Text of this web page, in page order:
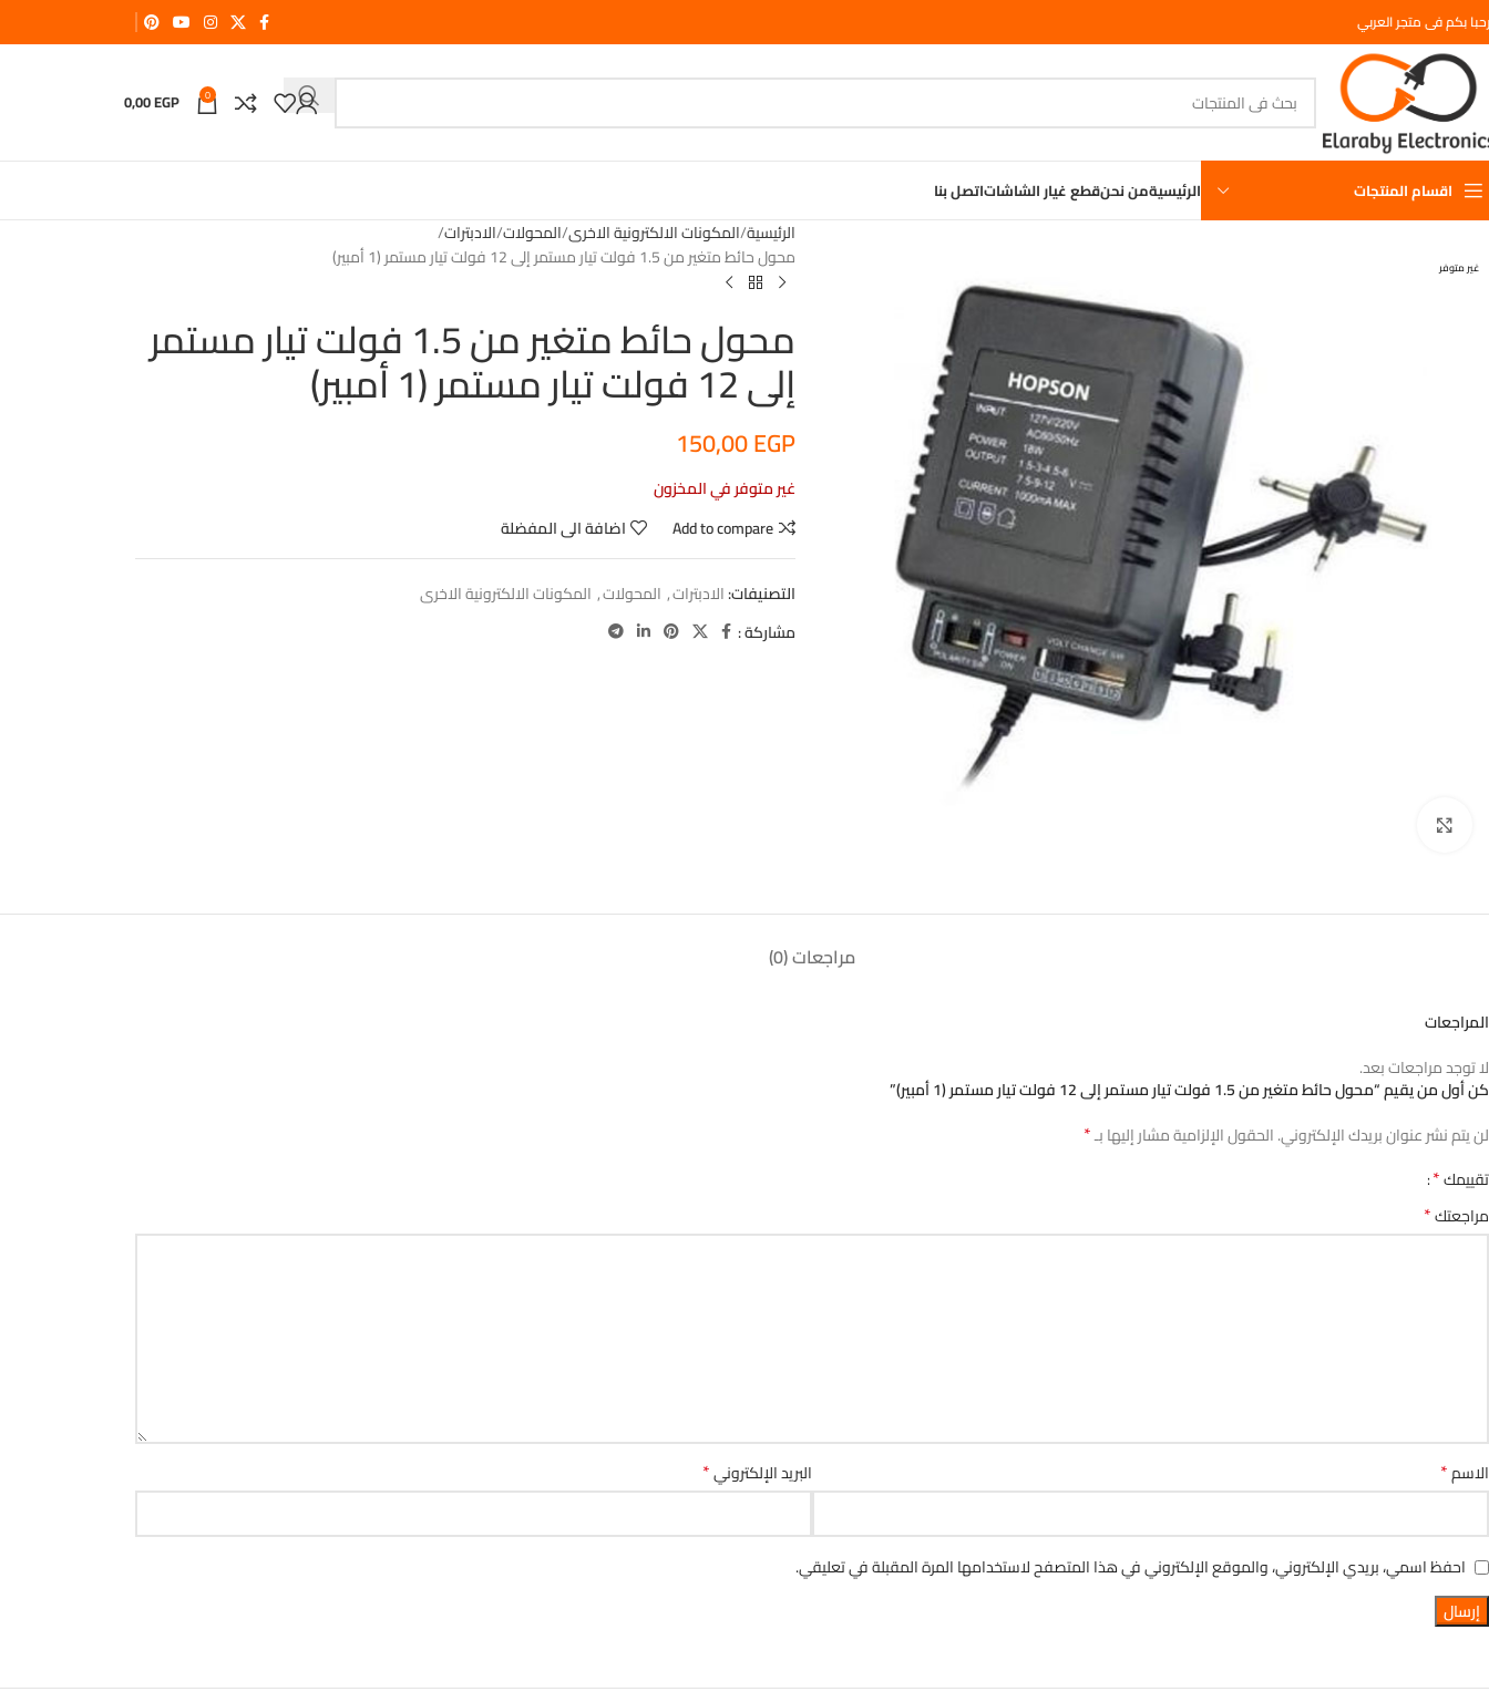
بكم فى متجر العربي
0
0,00EGP
اقسام المنتجات الرئيسيةمن نحنقطع غيار الشاشاتاتصل بنا
غير متوفر
الرئيسية المكونات الالكترونية الاخرى المحولات الادبترات
محول حائط متغير من 1.5 فولت تيار مستمر إلى 12 فولت تيار مستمر (1 أمبير)
محول حائط متغير من 1.5 فولت تيار مستمر
إلى 12 فولت تيار مستمر (1 أمبير)
150,00EGP
غير متوفر في المخزون
Add to compare
اضافة الى المفضلة
التصنيفات:الادبترات, المحولات, المكونات الالكترونية الاخرى
مشاركة :
مراجعات (0)
المراجعات
لا توجد مراجعات بعد.
كن أول من يقيم “محول حائط متغير من 1.5 فولت تيار مستمر إلى 12 فولت تيار مستمر (1 أمبير)”
لن يتم نشر عنوان بريدك الإلكتروني.الحقول الإلزامية مشار إليها بـ*
تقييمك*
مراجعتك*
الاسم* البريد الإلكتروني*
احفظ اسمي، بريدي الإلكتروني، والموقع الإلكتروني في هذا المتصفح لاستخدامها المرة المقبلة في تعليقي.